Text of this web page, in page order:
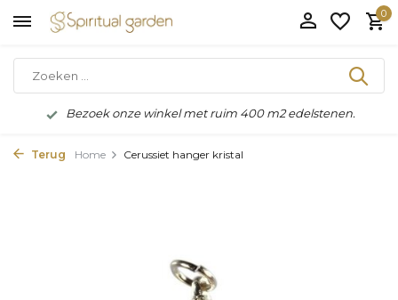
0
Bezoek onze winkel met ruim 400 m2 edelstenen.
Terug Home Cerussiet hanger kristal